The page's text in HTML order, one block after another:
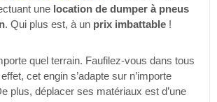
une location de dumper à pneus
. Qui plus est, à un prix imbattable !
quel terrain. Faufilez-vous dans tous
cet engin s’adapte sur n’importe
plus, déplacer ses matériaux est d’une